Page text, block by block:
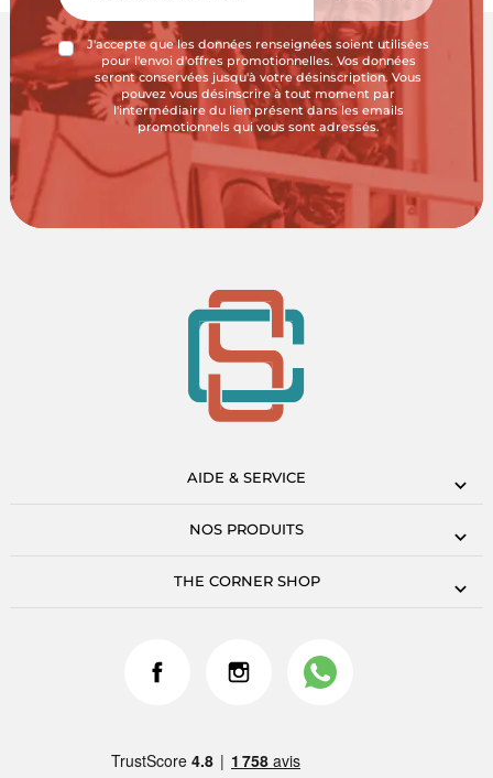
J'accepte que les données renseignées soient utilisées
pour l'envoi d'offres promotionnelles. Vos données
seront conservées jusqu'à votre désinscription. Vous
pouvez vous désinscrire à tout moment par
l'intermédiaire du lien présent dans les emails
promotionnels qui vous sont adressés.
AIDE & SERVICE
NOS PRODUITS
THE CORNER SHOP